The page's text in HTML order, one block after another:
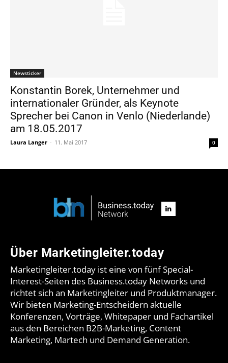
Newsticker
Konstantin Borek, Unternehmer und
internationaler Gründer, als Keynote
Sprecher bei Canon in Venlo (Niederlande)
am 18.05.2017
Laura Langer - 11. Mai 2017 0
Über Marketingleiter.today
Marketingleiter.today ist eine von fünf Special-
Interest-Seiten des Business.today Networks und
richtet sich an Marketingleiter und Produktmanager.
Wir bieten Marketing-Entscheidern aktuelle
Konferenzen, Vorträge, Whitepaper und Fachartikel
aus den Bereichen B2B-Marketing, Content
Marketing, Martech und Demand Generation.